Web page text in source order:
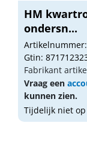
HM
ondersn...
Gtin:
Fabrikant
Vraag een
kunnen zien.
Tijdelijk niet